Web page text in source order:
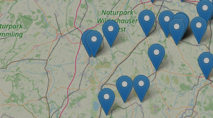
Angemeldet bleiben
ANMELDEN
Registrieren
Benutzername vergessen